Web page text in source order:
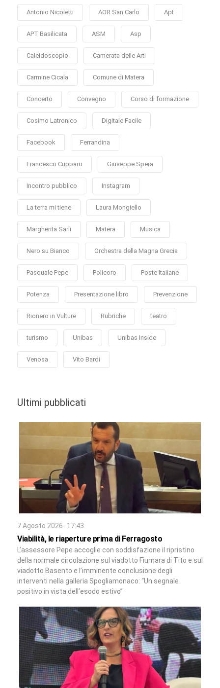
Antonio Nicoletti AOR San Carlo Apt
APT Basilicata ASM Asp
Caleidoscopio Camerata delle Arti
Carmine Cicala Comune di Matera
Concerto Convegno Corso di formazione
Cosimo Latronico Digitale Facile
Facebook Ferrandina
Francesco Cupparo Giuseppe Spera
Incontro pubblico Instagram
La terra mi tiene Laura Mongiello
Margherita Sarli Matera Musica
Nero su Bianco Orchestra della Magna Grecia
Pasquale Pepe Policoro Poste Italiane
Potenza Presentazione libro Prevenzione
Rionero in Vulture Rubriche teatro
turismo Unibas Unibas Inside
Venosa Vito Bardi
Ultimi pubblicati
7 Agosto 2026- 17:43
Viabilità, le riaperture prima di Ferragosto
L’assessore Pepe accoglie con soddisfazione il ripristino
della normale circolazione sul viadotto Fiumara di Tito e sul
viadotto Basento e l’imminente conclusione degli
interventi nella galleria Spogliamonaco: “Un segnale
positivo in vista dell’esodo estivo”